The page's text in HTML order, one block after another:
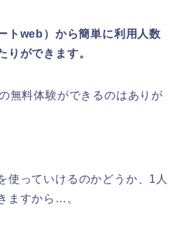
トweb）から簡単に利用人数
りができます。
無料体験ができるのはありが
使っていけるのかどうか、1人
ますから…。